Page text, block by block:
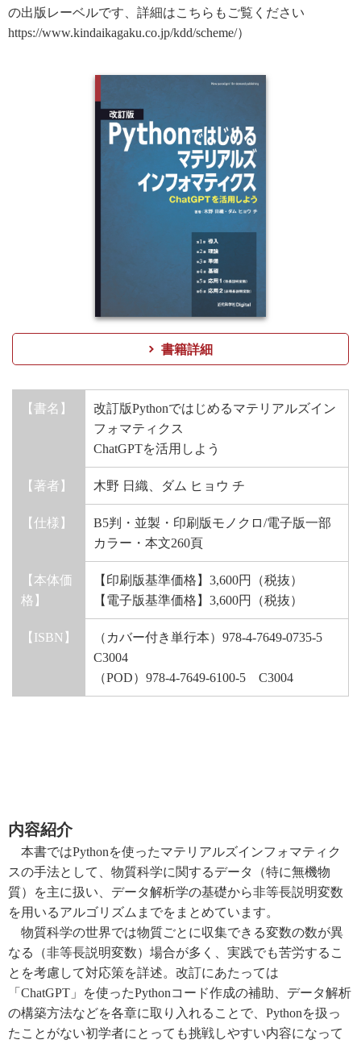
の出版レーベルです、詳細はこちらもご覧ください
https://www.kindaikagaku.co.jp/kdd/scheme/）
書籍詳細
【書名】
改訂版Pythonではじめるマテリアルズイン
フォマティクス
ChatGPTを活用しよう
【著者】 木野 日織、ダム ヒョウ チ
【仕様】
B5判・並製・印刷版モノクロ/電子版一部
カラー・本文260頁
【本体価
格】
【印刷版基準価格】3,600円（税抜）
【電子版基準価格】3,600円（税抜）
【ISBN】
（カバー付き単行本）978-4-7649-0735-5
C3004
（POD）978-4-7649-6100-5 C3004
内容紹介
本書ではPythonを使ったマテリアルズインフォマティク
スの手法として、物質科学に関するデータ（特に無機物
質）を主に扱い、データ解析学の基礎から非等長説明変数
を用いるアルゴリズムまでをまとめています。
物質科学の世界では物質ごとに収集できる変数の数が異
なる（非等長説明変数）場合が多く、実践でも苦労するこ
とを考慮して対応策を詳述。改訂にあたっては
「ChatGPT」を使ったPythonコード作成の補助、データ解析
の構築方法などを各章に取り入れることで、Pythonを扱っ
たことがない初学者にとっても挑戦しやすい内容になって